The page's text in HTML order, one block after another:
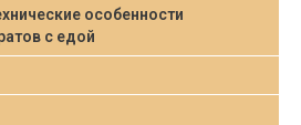
особенности
с едой